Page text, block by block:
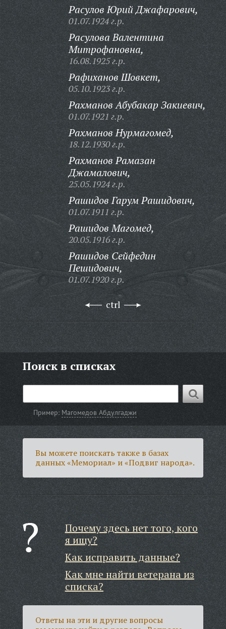
Расулов Юрий Джафарович,
01.07.1924 г.р.
Расулова Валентина
Митрофановна,
16.08.1925 г.р.
Рафиханов Шовкет,
05.10.1923 г.р.
Рахманов Абубакар Закиевич,
01.07.1921 г.р.
Рахманов Нурмагомед,
18.12.1930 г.р.
Рахманов Рамазан
Джамалович,
25.05.1924 г.р.
Рашидов Гарум Рашидович,
01.07.1911 г.р.
Рашидов Магомед,
20.05.1916 г.р.
Рашидов Сейфедин
Пешидович,
01.07.1920 г.р.
ctrl
Поиск в списках
Пример: Магомедов Абдулгаджи
Вы можете поискать также в базах
данных «Мемориал» и «Подвиг народа».
Почему здесь нет того, кого
я ищу?
Как исправить данные?
Как мне найти ветерана из
списка?
Ответы на эти и другие вопросы